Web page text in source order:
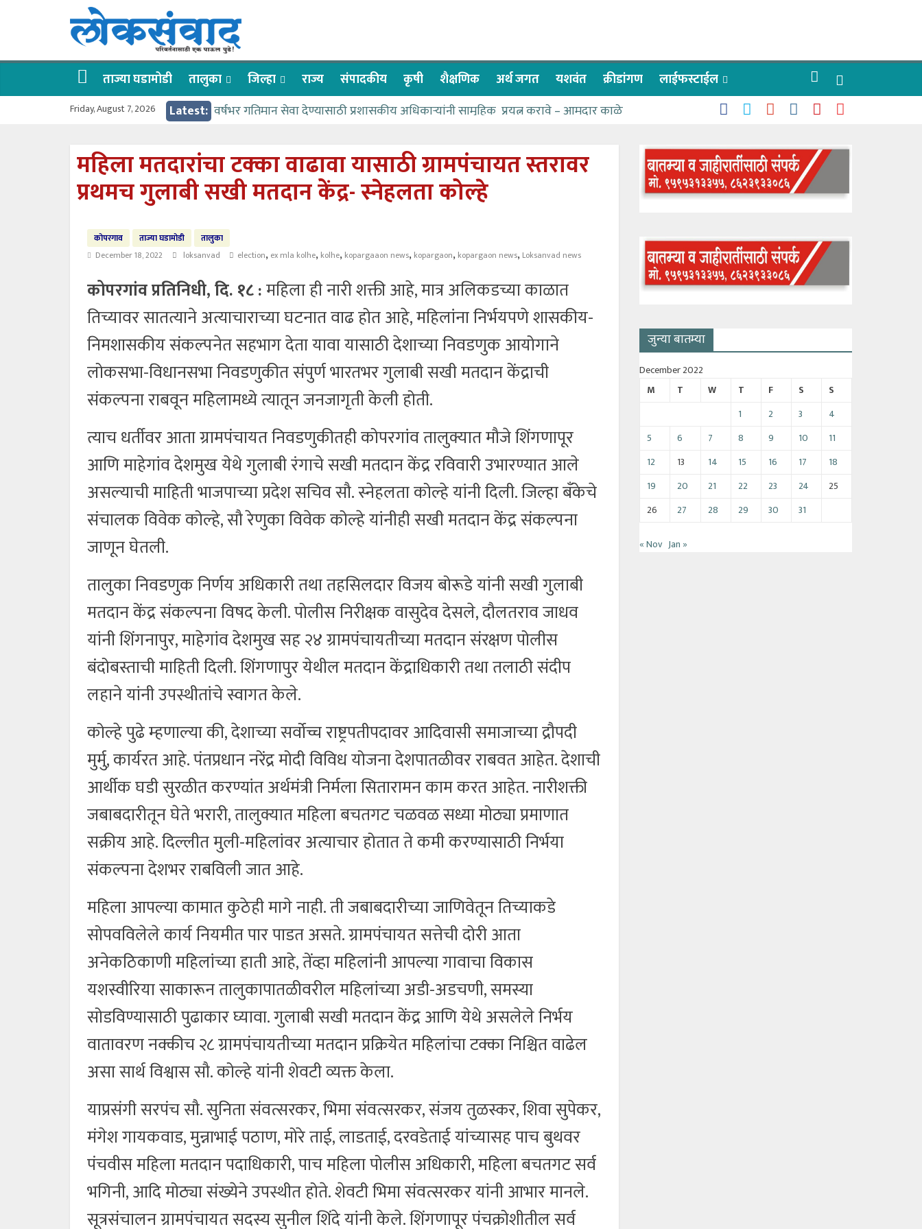
लोकसंवाद
ताज्या
घडामोडी
ताज्या घडामोडी तालुका जिल्हा राज्य संपादकीय कृषी शैक्षणिक अर्थ जगत यशवंत क्रीडांगण लाईफस्टाईल
Friday, August 7, 2026 Latest: वर्षभर गतिमान सेवा देण्यासाठी प्रशासकीय अधिकाऱ्यांनी सामुहिक प्रयत्न करावे – आमदार काळे
आत्मामालिक गुरूकूलाचे २२८ विद्यार्थी शिष्यवृत्तीस पात्र
ईच्छा आणि मेहनतीच्या बळावर यश मिळवता येते – शिवप्रसाद पंडोरे
आमदार आशुतोष काळे यांचा वाढदिवस विविध सामाजिक उपक्रमांनी साजरा
महिला मतदारांचा टक्का वाढावा यासाठी ग्रामपंचायत स्तरावर
प्रथमच गुलाबी सखी मतदान केंद्र- स्नेहलता कोल्हे
कोपरगाव ताज्या घडामोडी
तालुका
December 18, 2022
loksanvad election, ex mla kolhe, kolhe, kopargaaon news, kopargaon, kopargaon news, Loksanvad news
कोपरगांव प्रतिनिधी, दि. १८ :महिला ही नारी शक्ती आहे, मात्र अलिकडच्या काळात
तिच्यावर सातत्याने अत्याचाराच्या घटनात वाढ होत आहे, महिलांना निर्भयपणे शासकीय-
निमशासकीय संकल्पनेत सहभाग देता यावा यासाठी देशाच्या निवडणुक आयोगाने
लोकसभा-विधानसभा निवडणुकीत संपुर्ण भारतभर गुलाबी सखी मतदान केंद्राची
संकल्पना राबवून महिलामध्ये त्यातून जनजागृती केली होती.
त्याच धर्तीवर आता ग्रामपंचायत निवडणुकीतही कोपरगांव तालुक्यात मौजे शिंगणापूर
आणि माहेगांव देशमुख येथे गुलाबी रंगाचे सखी मतदान केंद्र रविवारी उभारण्यात आले
असल्याची माहिती भाजपाच्या प्रदेश सचिव सौ. स्नेहलता कोल्हे यांनी दिली. जिल्हा बँकेचे
संचालक विवेक कोल्हे, सौ रेणुका विवेक कोल्हे यांनीही सखी मतदान केंद्र संकल्पना
जाणून घेतली.
तालुका निवडणुक निर्णय अधिकारी तथा तहसिलदार विजय बोरूडे यांनी सखी गुलाबी
मतदान केंद्र संकल्पना विषद केली. पोलीस निरीक्षक वासुदेव देसले, दौलतराव जाधव
यांनी शिंगनापुर, माहेगांव देशमुख सह २४ ग्रामपंचायतीच्या मतदान संरक्षण पोलीस
बंदोबस्ताची माहिती दिली. शिंगणापुर येथील मतदान केंद्राधिकारी तथा तलाठी संदीप
लहाने यांनी उपस्थीतांचे स्वागत केले.
कोल्हे पुढे म्हणाल्या की, देशाच्या सर्वोच्च राष्ट्रपतीपदावर आदिवासी समाजाच्या द्रौपदी
मुर्मु, कार्यरत आहे. पंतप्रधान नरेंद्र मोदी विविध योजना देशपातळीवर राबवत आहेत. देशाची
आर्थीक घडी सुरळीत करण्यांत अर्थमंत्री निर्मला सितारामन काम करत आहेत. नारीशक्ती
जबाबदारीतून घेते भरारी, तालुक्यात महिला बचतगट चळवळ सध्या मोठ्या प्रमाणात
सक्रीय आहे. दिल्लीत मुली-महिलांवर अत्याचार होतात ते कमी करण्यासाठी निर्भया
संकल्पना देशभर राबविली जात आहे.
महिला आपल्या कामात कुठेही मागे नाही. ती जबाबदारीच्या जाणिवेतून तिच्याकडे
सोपवविलेले कार्य नियमीत पार पाडत असते. ग्रामपंचायत सत्तेची दोरी आता
अनेकठिकाणी महिलांच्या हाती आहे, तेंव्हा महिलांनी आपल्या गावाचा विकास
यशस्वीरिया साकारून तालुकापातळीवरील महिलांच्या अडी-अडचणी, समस्या
सोडविण्यासाठी पुढाकार घ्यावा. गुलाबी सखी मतदान केंद्र आणि येथे असलेले निर्भय
वातावरण नक्कीच २८ ग्रामपंचायतीच्या मतदान प्रक्रियेत महिलांचा टक्का निश्चित वाढेल
असा सार्थ विश्वास सौ. कोल्हे यांनी शेवटी व्यक्त केला.
याप्रसंगी सरपंच सौ. सुनिता संवत्सरकर, भिमा संवत्सरकर, संजय तुळस्कर, शिवा सुपेकर,
मंगेश गायकवाड, मुन्नाभाई पठाण, मोरे ताई, लाडताई, दरवडेताई यांच्यासह पाच बुथवर
पंचवीस महिला मतदान पदाधिकारी, पाच महिला पोलीस अधिकारी, महिला बचतगट सर्व
भगिनी, आदि मोठ्या संख्येने उपस्थीत होते. शेवटी भिमा संवत्सरकर यांनी आभार मानले.
सूत्रसंचालन ग्रामपंचायत सदस्य सुनील शिंदे यांनी केले. शिंगणापूर पंचक्रोशीतील सर्व
जुन्या बातम्या
December 2022
M
T W T F S
S
1
2 3
4
5
6 7 8 9 10
11
12
13 14 15 16 17
18
19
20 21 22 23 24
25
26
27 28 29 30 31
« Nov Jan »